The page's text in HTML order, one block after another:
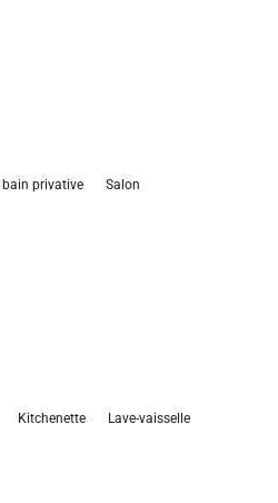
bain privative Salon
Kitchenette Lave-vaisselle